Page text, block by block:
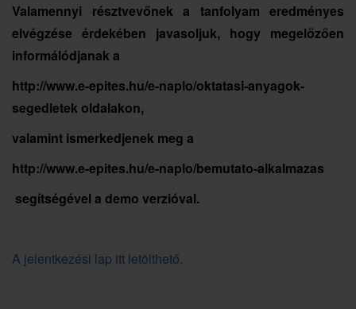
Valamennyi résztvevőnek a tanfolyam eredményes
elvégzése érdekében javasoljuk, hogy megelőzően
informálódjanak a
http://www.e-epites.hu/e-naplo/oktatasi-anyagok-
segedletek oldalakon,
valamint ismerkedjenek meg a
http://www.e-epites.hu/e-naplo/bemutato-alkalmazas
segítségével a demo verzióval.
A jelentkezési lap itt letölthető.